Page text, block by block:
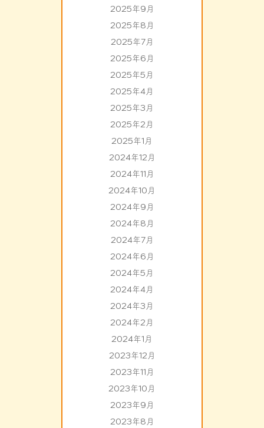
2025年9月
2025年8月
2025年7月
2025年6月
2025年5月
2025年4月
2025年3月
2025年2月
2025年1月
2024年12月
2024年11月
2024年10月
2024年9月
2024年8月
2024年7月
2024年6月
2024年5月
2024年4月
2024年3月
2024年2月
2024年1月
2023年12月
2023年11月
2023年10月
2023年9月
2023年8月